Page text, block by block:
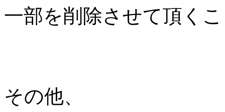
一部を削除させて頂く
その他、